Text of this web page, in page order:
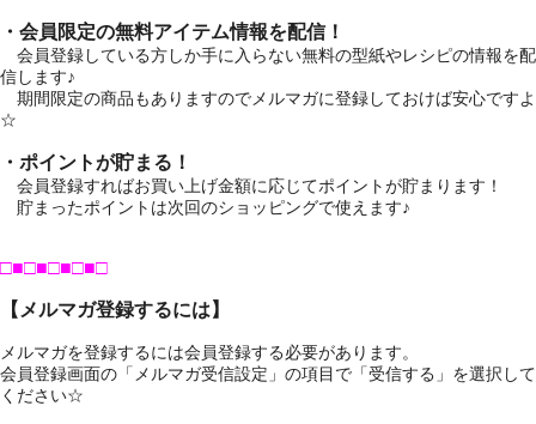
・会員限定の無料アイテム情報を配信！
会員登録している方しか手に入らない無料の型紙やレシピの情報を配
信します♪
期間限定の商品もありますのでメルマガに登録しておけば安心ですよ
☆
・ポイントが貯まる！
会員登録すればお買い上げ金額に応じてポイントが貯まります！
貯まったポイントは次回のショッピングで使えます♪
□■□■□■□■□
【メルマガ登録するには】
メルマガを登録するには会員登録する必要があります。
会員登録画面の「メルマガ受信設定」の項目で「受信する」を選択して
ください☆